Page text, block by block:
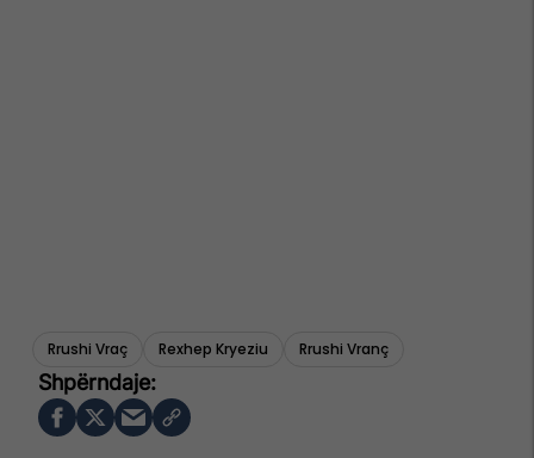
Rrushi Vraç Rexhep Kryeziu Rrushi Vranç